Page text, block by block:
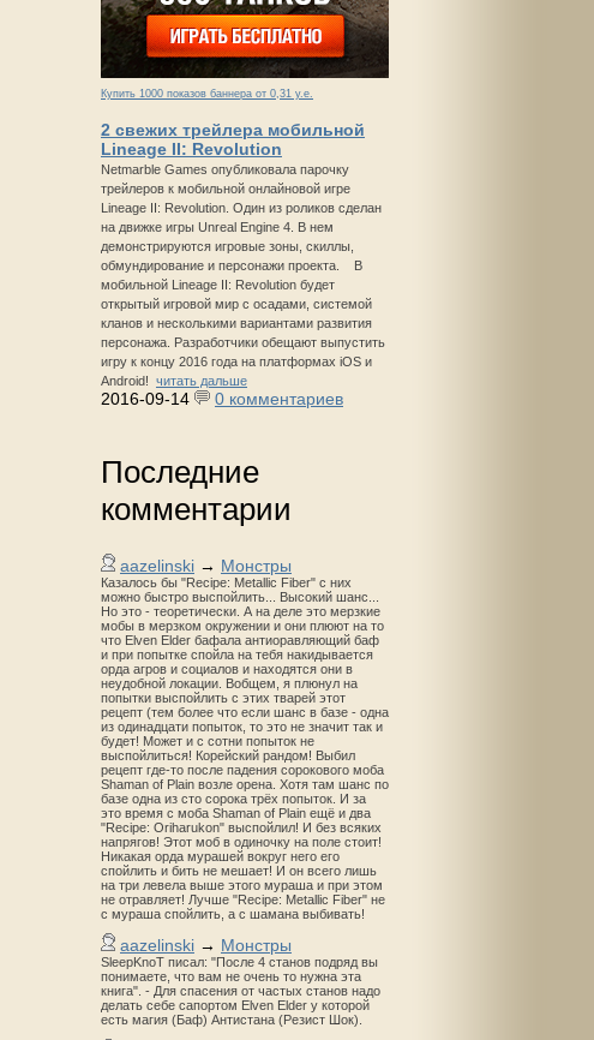
Купить 1000 показов баннера от 0,31 у.е.
2 свежих трейлера мобильной
Lineage II: Revolution
Netmarble Games опубликовала парочку
трейлеров к мобильной онлайновой игре
Lineage II: Revolution. Один из роликов сделан
на движке игры Unreal Engine 4. В нем
демонстрируются игровые зоны, скиллы,
обмундирование и персонажи проекта. В
мобильной Lineage II: Revolution будет
открытый игровой мир с осадами, системой
кланов и несколькими вариантами развития
персонажа. Разработчики обещают выпустить
игру к концу 2016 года на платформах iOS и
Android! читать дальше
2016-09-14 0 комментариев
Последние
комментарии
aazelinski → Монстры
Казалось бы "Recipe: Metallic Fiber" с них
можно быстро выспойлить... Высокий шанс...
Но это - теоретически. А на деле это мерзкие
мобы в мерзком окружении и они плюют на то
что Elven Elder бафала антиоравляющий баф
и при попытке спойла на тебя накидывается
орда агров и социалов и находятся они в
неудобной локации. Вобщем, я плюнул на
попытки выспойлить с этих тварей этот
рецепт (тем более что если шанс в базе - одна
из одинадцати попыток, то это не значит так и
будет! Может и с сотни попыток не
выспойлиться! Корейский рандом! Выбил
рецепт где-то после падения сорокового моба
Shaman of Plain возле орена. Хотя там шанс по
базе одна из сто сорока трёх попыток. И за
это время с моба Shaman of Plain ещё и два
"Recipe: Oriharukon" выспойлил! И без всяких
напрягов! Этот моб в одиночку на поле стоит!
Никакая орда мурашей вокруг него его
спойлить и бить не мешает! И он всего лишь
на три левела выше этого мураша и при этом
не отравляет! Лучше "Recipe: Metallic Fiber" не
с мураша спойлить, а с шамана выбивать!
aazelinski → Монстры
SleepKnoT писал: "После 4 станов подряд вы
понимаете, что вам не очень то нужна эта
книга". - Для спасения от частых станов надо
делать себе сапортом Elven Elder у которой
есть магия (Баф) Антистана (Резист Шок).